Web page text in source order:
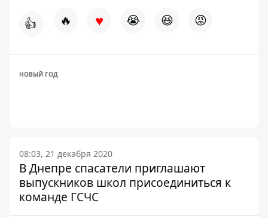
👍 🔥 ♥ 😭 😆 😡
НОВЫЙ ГОД
08:03, 21 декабря 2020
В Днепре спасатели приглашают
выпускников школ присоединиться к
команде ГСЧС